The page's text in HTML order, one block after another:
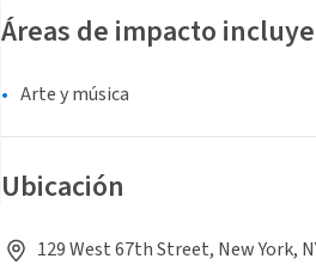
Áreas de impacto
Arte y música
Ubicación
129 West 67th Street, New York,